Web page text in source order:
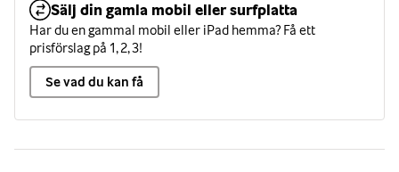
Sälj din gamla mobil eller surfplatta
Har du en gammal mobil eller iPad hemma? Få ett
prisförslag på 1, 2, 3!
Se vad du kan få